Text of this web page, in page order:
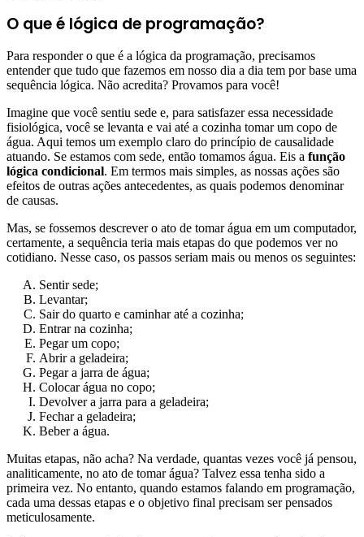
O que é lógica de programação?
Para responder o que é a lógica da programação, precisamos
entender que tudo que fazemos em nosso dia a dia tem por base uma
sequência lógica. Não acredita? Provamos para você!
Imagine que você sentiu sede e, para satisfazer essa necessidade
fisiológica, você se levanta e vai até a cozinha tomar um copo de
água. Aqui temos um exemplo claro do princípio de causalidade
atuando. Se estamos com sede, então tomamos água. Eis a função
lógica condicional. Em termos mais simples, as nossas ações são
efeitos de outras ações antecedentes, as quais podemos denominar
de causas.
Mas, se fossemos descrever o ato de tomar água em um computador,
certamente, a sequência teria mais etapas do que podemos ver no
cotidiano. Nesse caso, os passos seriam mais ou menos os seguintes:
Sentir sede;
Levantar;
Sair do quarto e caminhar até a cozinha;
Entrar na cozinha;
Pegar um copo;
Abrir a geladeira;
Pegar a jarra de água;
Colocar água no copo;
Devolver a jarra para a geladeira;
Fechar a geladeira;
Beber a água.
Muitas etapas, não acha? Na verdade, quantas vezes você já pensou,
analiticamente, no ato de tomar água? Talvez essa tenha sido a
primeira vez. No entanto, quando estamos falando em programação,
cada uma dessas etapas e o objetivo final precisam ser pensados
meticulosamente.